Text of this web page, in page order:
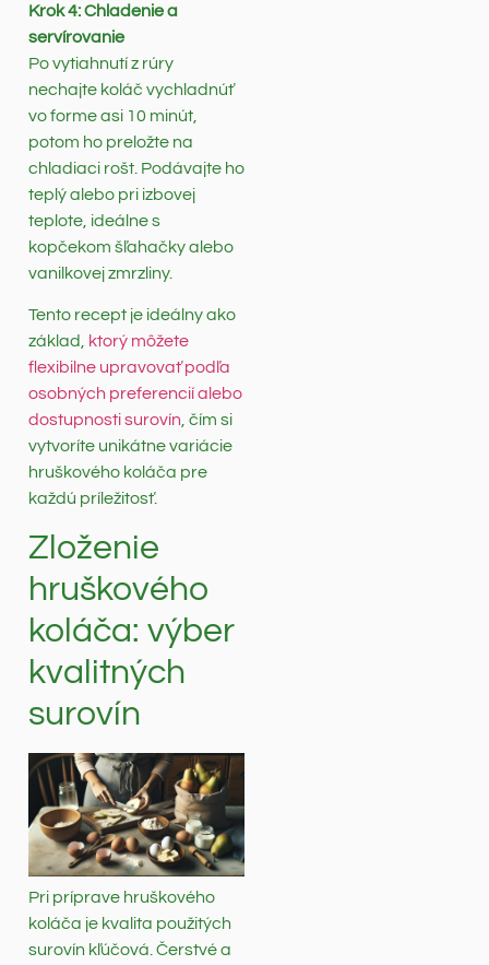
Krok 4: Chladenie a
servírovanie
Po vytiahnutí z rúry
nechajte koláč vychladnúť
vo forme asi 10 minút,
potom ho preložte na
chladiaci rošt. Podávajte ho
teplý alebo pri izbovej
teplote, ideálne s
kopčekom šľahačky alebo
vanilkovej zmrzliny.
Tento recept je ideálny ako
základ,
ktorý môžete
flexibilne upravovať podľa
osobných preferencií alebo
dostupnosti surovín , čím si
vytvoríte unikátne variácie
hruškového koláča pre
každú príležitosť.
Zloženie
hruškového
koláča: výber
kvalitných
surovín
Pri príprave hruškového
koláča je kvalita použitých
surovín kľúčová. Čerstvé a